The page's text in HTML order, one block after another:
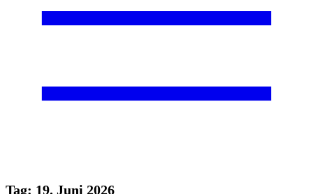
Tag: 19. Juni 2026